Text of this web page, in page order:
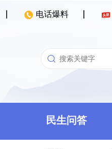
电话爆料
民生问答